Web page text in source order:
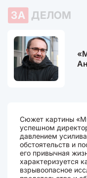
ЗА ДЕЛОМ
Сюжет картины
успешном
давлением
обстоятельств и
его привычная
характеризуется
взрывоопасное